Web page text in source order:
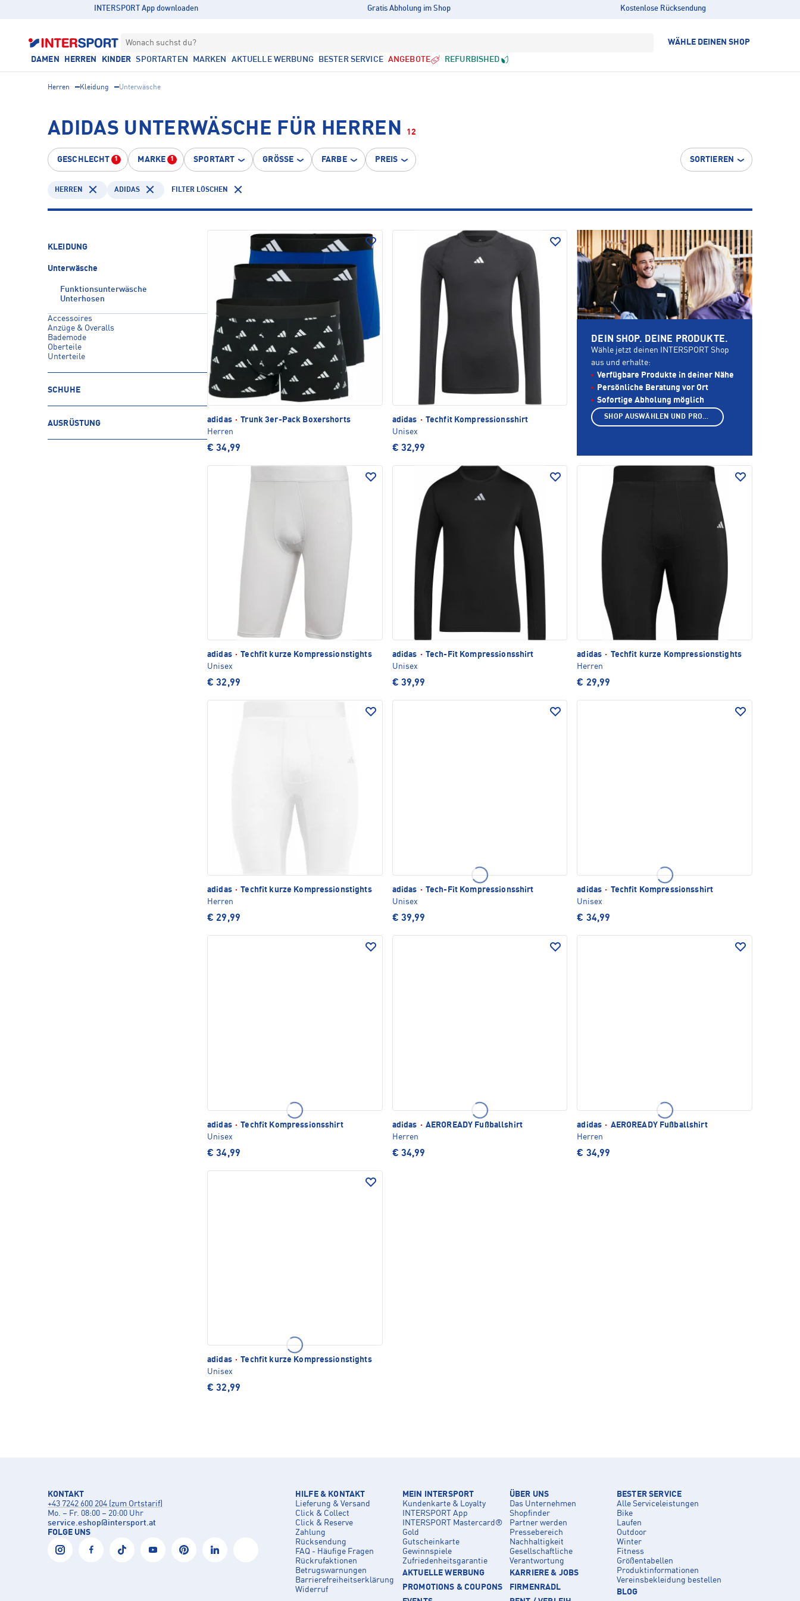
INTERSPORT App downloaden Gratis Abholung im Shop Kostenlose Rücksendung
Wonach suchst du? WÄHLE DEINEN SHOP
DAMEN HERREN KINDER SPORTARTEN MARKEN AKTUELLE WERBUNG BESTER SERVICE ANGEBOTE REFURBISHED
Herren Kleidung Unterwäsche
ADIDAS UNTERWÄSCHE FÜR HERREN 12
GESCHLECHT 1 MARKE 1 SPORTART GRÖSSE FARBE PREIS SORTIEREN
HERREN ADIDAS FILTER LÖSCHEN
KLEIDUNG
Unterwäsche
Funktionsunterwäsche
Unterhosen
Accessoires
Anzüge & Overalls
Bademode
Oberteile
Unterteile
SCHUHE
AUSRÜSTUNG adidas · Trunk 3er-Pack Boxershorts
Herren
€ 34,99
adidas · Techfit Kompressionsshirt
Unisex
€ 32,99
adidas · Techfit kurze Kompressionstights
Unisex
€ 32,99
adidas · Tech-Fit Kompressionsshirt
Unisex
€ 39,99
adidas · Techfit kurze Kompressionstights
Herren
€ 29,99
adidas · Techfit kurze Kompressionstights
Herren
€ 29,99
adidas · Tech-Fit Kompressionsshirt
Unisex
€ 39,99
adidas · Techfit Kompressionsshirt
Unisex
€ 34,99
adidas · Techfit Kompressionsshirt
Unisex
€ 34,99
adidas · AEROREADY Fußballshirt
Herren
€ 34,99
adidas · AEROREADY Fußballshirt
Herren
€ 34,99
adidas · Techfit kurze Kompressionstights
Unisex
€ 32,99
DEIN SHOP. DEINE PRODUKTE.
Wähle jetzt deinen INTERSPORT Shop
aus und erhalte:
Verfügbare Produkte in deiner Nähe
Persönliche Beratung vor Ort
Sofortige Abholung möglich
SHOP AUSWÄHLEN UND PRODUKTE ANZEIGEN
KONTAKT
+43 7242 600 204 (zum Ortstarif)
Mo. – Fr. 08:00 – 20:00 Uhr
service.eshop@intersport.at
FOLGE UNS
HILFE & KONTAKT
Lieferung & Versand
Click & Collect
Click & Reserve
Zahlung
Rücksendung
FAQ - Häufige Fragen
Rückrufaktionen
Betrugswarnungen
Barrierefreiheitserklärung
Widerruf
MEIN INTERSPORT
Kundenkarte & Loyalty
INTERSPORT App
INTERSPORT Mastercard®
Gold
Gutscheinkarte
Gewinnspiele
Zufriedenheitsgarantie
AKTUELLE WERBUNG
PROMOTIONS & COUPONS
ÜBER UNS
Das Unternehmen
Shopfinder
Partner werden
Pressebereich
Nachhaltigkeit
Gesellschaftliche
Verantwortung
KARRIERE & JOBS
FIRMENRADL
BESTER SERVICE
Alle Serviceleistungen
Bike
Laufen
Outdoor
Winter
Fitness
Größentabellen
Produktinformationen
Vereinsbekleidung bestellen
BLOG